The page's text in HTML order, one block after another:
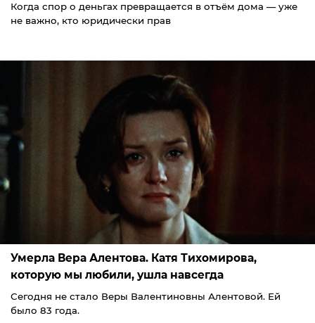
Когда спор о деньгах превращается в отъём дома — уже
не важно, кто юридически прав
Умерла Вера Алентова. Катя Тихомирова,
которую мы любили, ушла навсегда
Сегодня не стало Веры Валентиновны Алентовой. Ей
было 83 года.